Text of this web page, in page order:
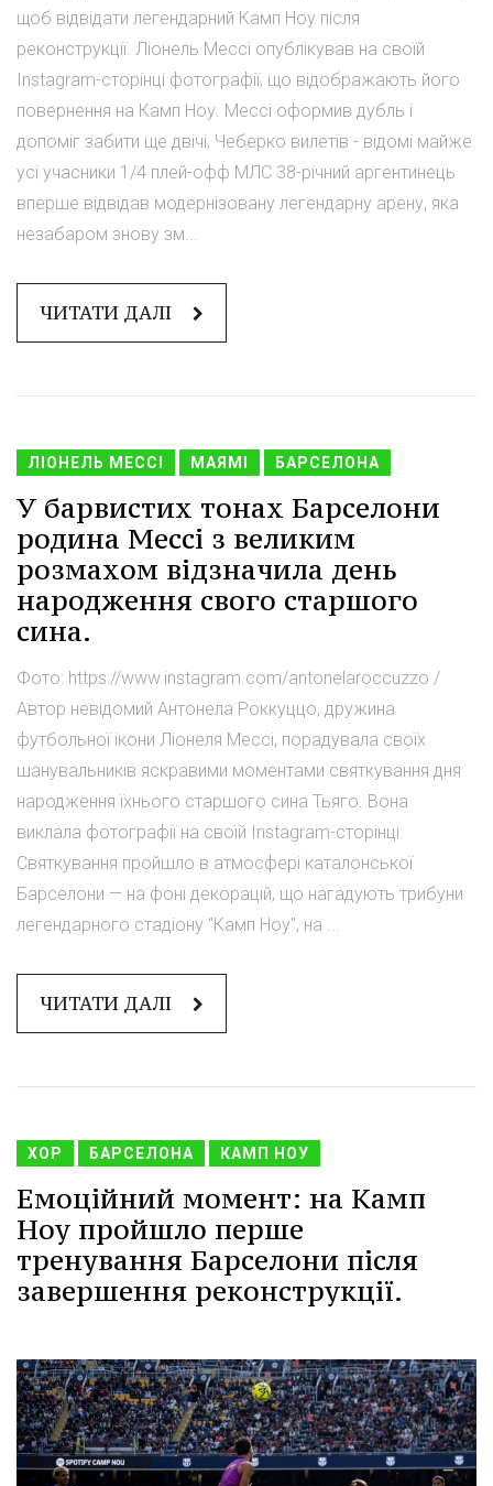
щоб відвідати легендарний Камп Ноу після
реконструкції. Ліонель Мессі опублікував на своїй
Instagram-сторінці фотографії, що відображають його
повернення на Камп Ноу. Мессі оформив дубль і
допоміг забити ще двічі, Чеберко вилетів - відомі майже
усі учасники 1/4 плей-офф МЛС 38-річний аргентинець
вперше відвідав модернізовану легендарну арену, яка
незабаром знову зм...
ЧИТАТИ ДАЛІ
ЛІОНЕЛЬ МЕССІ МАЯМІ БАРСЕЛОНА
У барвистих тонах Барселони
родина Мессі з великим
розмахом відзначила день
народження свого старшого
сина.
Фото: https://www.instagram.com/antonelaroccuzzo /
Автор невідомий Антонела Роккуццо, дружина
футбольної ікони Ліонеля Мессі, порадувала своїх
шанувальників яскравими моментами святкування дня
народження їхнього старшого сина Тьяго. Вона
виклала фотографії на своїй Instagram-сторінці.
Святкування пройшло в атмосфері каталонської
Барселони — на фоні декорацій, що нагадують трибуни
легендарного стадіону "Камп Ноу", на ...
ЧИТАТИ ДАЛІ
ХОР БАРСЕЛОНА КАМП НОУ
Емоційний момент: на Камп
Ноу пройшло перше
тренування Барселони після
завершення реконструкції.